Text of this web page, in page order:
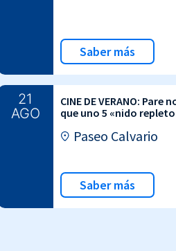
Saber más
21
AGO
CINE DE VERANO: Pare
que uno 5 «nido
Paseo Calvario
Saber más